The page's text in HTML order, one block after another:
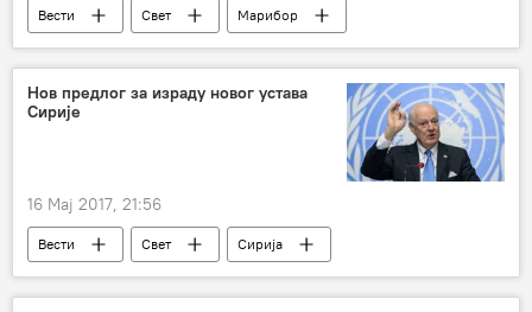
Вести Свет
Марибор
Марко Перковић Томпсон
Регион
Нов предлог за израду новог устава
Сирије
16 Мај 2017, 21:56
Вести Свет
Сирија
Стафан де Мистура
механизам